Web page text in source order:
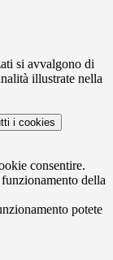
si avvalgono di
illustrate nella
i cookies
consentire.
della
potete